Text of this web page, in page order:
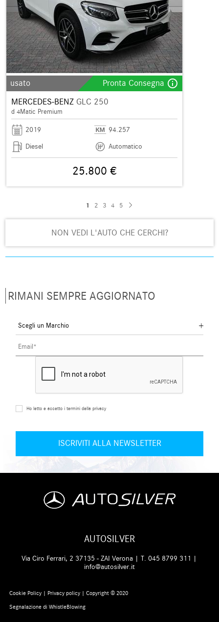
usato Pronta Consegna info_outline
MERCEDES-BENZ GLC 250
d 4Matic Premium
2019
94.257
Diesel
Automatico
25.800 €
1 2 3 4 5
NON VEDI L'AUTO CHE CERCHI?
RIMANI SEMPRE AGGIORNATO
Ho letto e accetto i termini della privacy
AUTOSILVER
Via Ciro Ferrari, 2 37135 - ZAI Verona | T.045 8799 311 |
info@autosilver.it
Cookie Policy | Privacy policy| Copyright © 2020
Segnalazione di WhistleBlowing